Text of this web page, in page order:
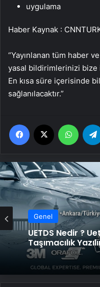
uygulama
Haber Kaynak :
“Yayınlanan tüm haber
yasal bildirimlerinizi bize
En kısa süre içerisinde
sağlanılacaktır.”
Facebook
Genel
Genel
Vira
Güvenli Araç